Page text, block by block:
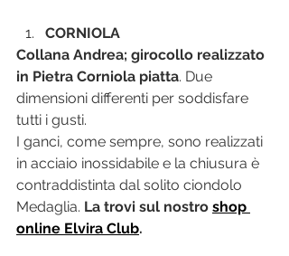
CORNIOLA
Collana Andrea; girocollo realizzato
in Pietra Corniola piatta. Due
dimensioni differenti per soddisfare
tutti i gusti.
I ganci, come sempre, sono realizzati
in acciaio inossidabile e la chiusura è
contraddistinta dal solito ciondolo
Medaglia. La trovi sul nostro shop
online Elvira Club.